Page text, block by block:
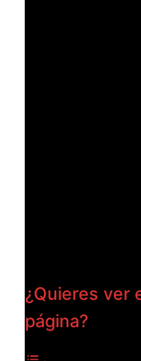
¿Quieres ver
página?